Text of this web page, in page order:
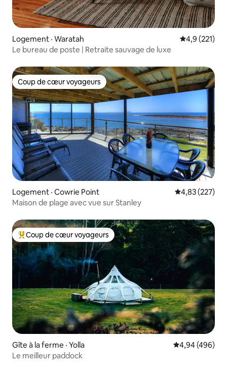
Logement · Waratah Note
4,9 (221)
Le bureau de poste | Retraite sauvage de luxe
Coup de cœur voyageurs
Coup de cœur voyageurs
Logement · Cowrie Point Note
4,83 (227)
Maison de plage avec vue sur Stanley
Coup de cœur voyageurs parmi les plus aimés
Coup de cœur voyageurs
Gîte à la ferme · Yolla Note
4,94 (496)
Le meilleur paddock